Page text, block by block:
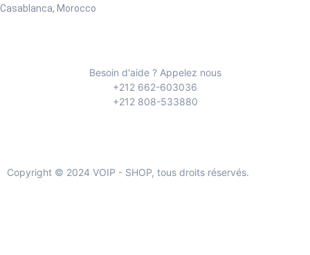
Casablanca, Morocco
Besoin d'aide ? Appelez nous
+212 662-603036
+212 808-533880
Copyright © 2024 VOIP - SHOP, tous droits réservés.